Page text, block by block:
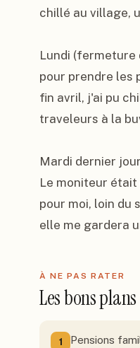
chillé au village,
Lundi (fermeture
pour prendre les
fin avril, j'ai pu
traveleurs à la
Mardi dernier
Le moniteur était
pour moi, loin du
elle me gardera
À NE PAS RATER
Les bons
1 Pensions